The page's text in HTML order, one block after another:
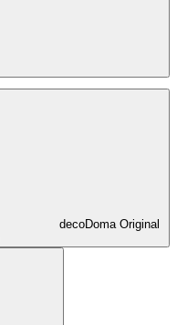
decoDoma Original